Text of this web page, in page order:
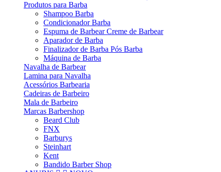
Produtos para Barba
Shampoo Barba
Condicionador Barba
Espuma de Barbear Creme de Barbear
Aparador de Barba
Finalizador de Barba Pós Barba
Máquina de Barba
Navalha de Barbear
Lamina para Navalha
Acessórios Barbearia
Cadeiras de Barbeiro
Mala de Barbeiro
Marcas Barbershop
Beard Club
FNX
Barburys
Steinhart
Kent
Bandido Barber Shop